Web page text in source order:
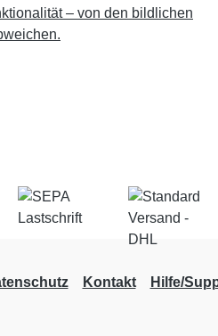
– von den bildlichen
Kontakt Hilfe/